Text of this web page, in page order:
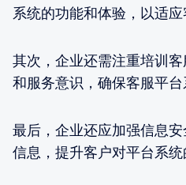
系统的功能和体验，以适应
其次，企业还需注重培训
和服务意识，确保客服平台
最后，企业还应加强信息
信息，提升客户对平台系统